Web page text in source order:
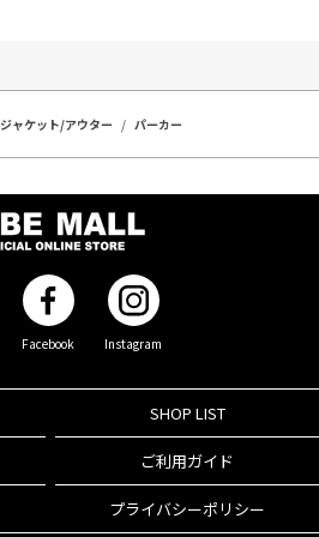
ジャケット/アウター パーカー
Facebook Instagram
SHOP LIST
ご利用ガイド
プライバシーポリシー